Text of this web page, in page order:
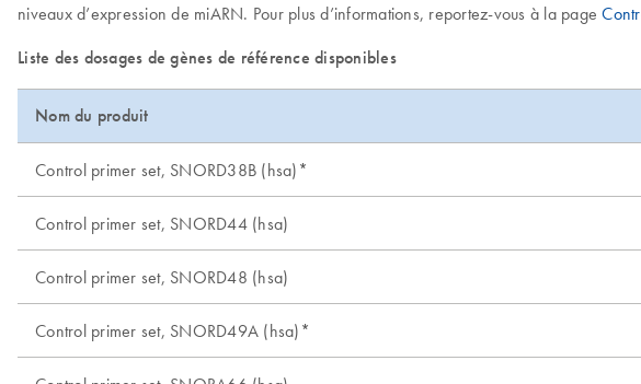
niveaux d’expression de miARN. Pour plus d’informations, reportez-vous à la page
Liste des dosages de gènes de référence disponibles
Nom du produit
Control primer set, SNORD38B (hsa)*
Control primer set, SNORD44 (hsa)
Control primer set, SNORD48 (hsa)
Control primer set, SNORD49A (hsa)*